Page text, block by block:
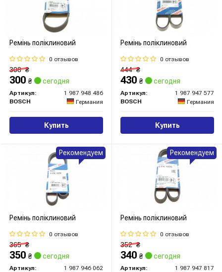
Ремінь поліклиновий
0 отзывов
308₴
300 ₴ сегодня
Артикул:
1 987 948 486
BOSCH
Германия
Купить
Ремінь поліклиновий
0 отзывов
444₴
430 ₴ сегодня
Артикул:
1 987 947 577
BOSCH
Германия
Купить
Ремінь поліклиновий
0 отзывов
365₴
350 ₴ сегодня
Артикул:
1 987 946 062
Рекомендуем
Ремінь поліклиновий
0 отзывов
352₴
340 ₴ сегодня
Артикул:
1 987 947 817
Рекомендуем